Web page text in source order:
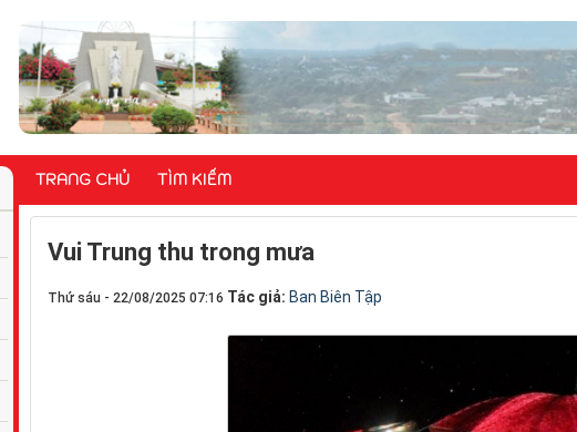
TRANG CHỦ TÌM KIẾM
Vui Trung thu trong mưa
Thứ sáu - 22/08/2025 07:16 Tác giả: Ban Biên Tập